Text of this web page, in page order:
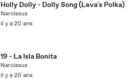
Holly Dolly - Dolly Song (Leva's Polka)
Narcissus
il y a 20 ans
19 - La Isla Bonita
Narcissus
il y a 20 ans